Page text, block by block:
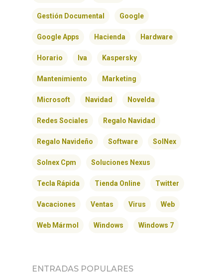
Gestión Documental Google
Google Apps Hacienda Hardware
Horario Iva Kaspersky
Mantenimiento Marketing
Microsoft Navidad Novelda
Redes Sociales Regalo Navidad
Regalo Navideño Software SolNex
Solnex Cpm Soluciones Nexus
Tecla Rápida Tienda Online Twitter
Vacaciones Ventas Virus Web
Web Mármol Windows Windows 7
ENTRADAS POPULARES